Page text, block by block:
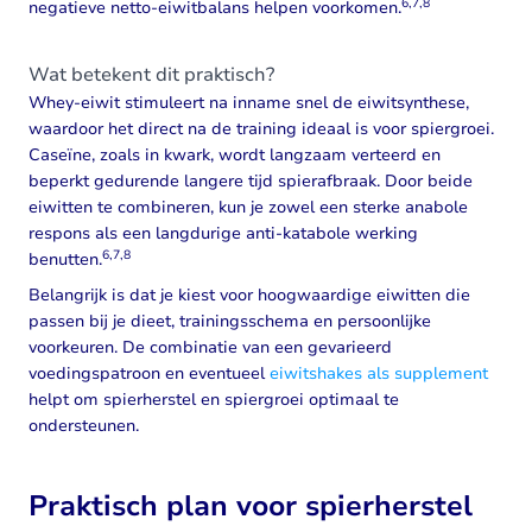
negatieve netto-eiwitbalans helpen voorkomen.
Wat betekent dit praktisch?
Whey-eiwit stimuleert na inname snel de eiwitsynthese,
waardoor het direct na de training ideaal is voor spiergroei.
Caseïne, zoals in kwark, wordt langzaam verteerd en
beperkt gedurende langere tijd spierafbraak. Door beide
eiwitten te combineren, kun je zowel een sterke anabole
respons als een langdurige anti-katabole werking
benutten.6,7,8
Belangrijk is dat je kiest voor hoogwaardige eiwitten die
passen bij je dieet, trainingsschema en persoonlijke
voorkeuren. De combinatie van een gevarieerd
voedingspatroon en eventueeleiwitshakes als supplement
helpt om spierherstel en spiergroei optimaal te
ondersteunen.
Praktisch plan voor spierherstel